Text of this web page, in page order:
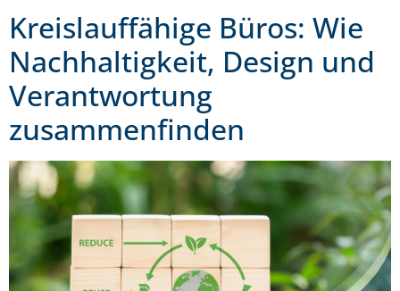
Kreislauffähige Büros: Wie
Nachhaltigkeit, Design und
Verantwortung
zusammenfinden